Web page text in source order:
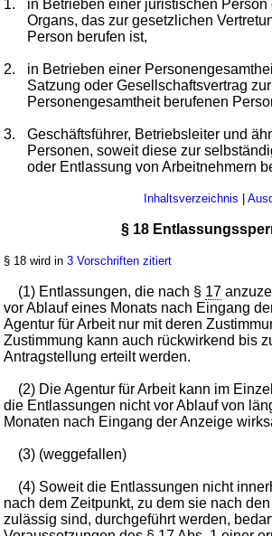
1.
in Betrieben einer juristischen
Organs, das zur gesetzlichen
Person berufen ist,
2.
in Betrieben einer
Satzung oder Gesellschaftsvertrag
Personengesamtheit berufenen
3.
Geschäftsführer, Betriebsleiter und
Personen, soweit diese zur
oder Entlassung von Arbeitnehmern
Inhaltsverzeichnis
§ 18
§ 18 wird in3 Vorschriften zitiert
(1) Entlassungen, die nach § 17
vor Ablauf eines Monats nach Eingang
Agentur für Arbeit nur mit deren
Zustimmung kann auch rückwirkend bis
Antragstellung erteilt werden.
(2) Die Agentur für Arbeit kann im
die Entlassungen nicht vor Ablauf von
Monaten nach Eingang der Anzeige
(3) (weggefallen)
(4) Soweit die Entlassungen nicht
nach dem Zeitpunkt, zu dem sie nach
zulässig sind, durchgeführt werden,